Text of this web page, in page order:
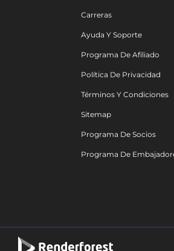
Carreras
Ayuda Y Soporte
Programa De Afiliado
Política De Privacidad
Términos Y Condiciones
Sitemap
Programa De Socios
Programa De